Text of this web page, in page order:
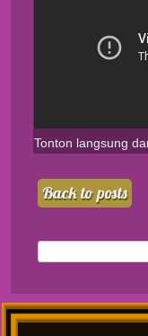
Tonton langsung
Back to posts